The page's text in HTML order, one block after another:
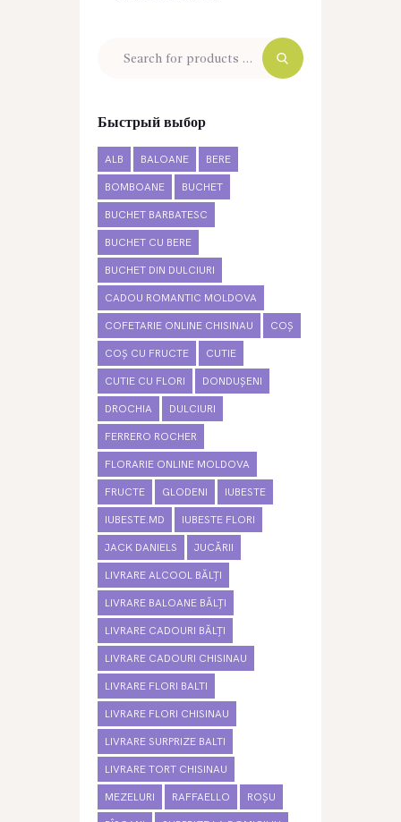
Быстрый выбор
ALB BALOANE BERE
BOMBOANE BUCHET
BUCHET BARBATESC
BUCHET CU BERE
BUCHET DIN DULCIURI
CADOU ROMANTIC MOLDOVA
COFETARIE ONLINE CHISINAU COȘ
COȘ CU FRUCTE CUTIE
CUTIE CU FLORI DONDUȘENI
DROCHIA DULCIURI
FERRERO ROCHER
FLORARIE ONLINE MOLDOVA
FRUCTE GLODENI IUBESTE
IUBESTE.MD IUBESTE FLORI
JACK DANIELS JUCĂRII
LIVRARE ALCOOL BĂLȚI
LIVRARE BALOANE BĂLȚI
LIVRARE CADOURI BĂLȚI
LIVRARE CADOURI CHISINAU
LIVRARE FLORI BALTI
LIVRARE FLORI CHISINAU
LIVRARE SURPRIZE BALTI
LIVRARE TORT CHISINAU
MEZELURI RAFFAELLO ROȘU